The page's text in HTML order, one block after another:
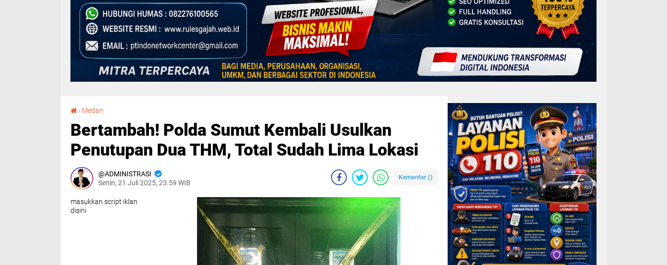
› Medan
Bertambah! Polda Sumut Kembali Usulkan
Penutupan Dua THM, Total Sudah Lima Lokasi
ADMINISTRASI
Senin, 21 Juli 2025, 23.59 WIB
Komentar ()
masukkan script iklan
disini